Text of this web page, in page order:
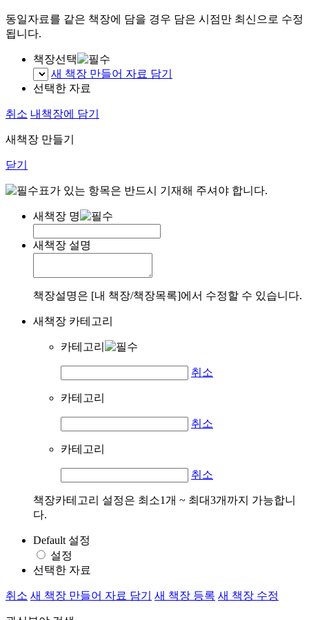
동일자료를 같은 책장에 담을 경우 담은 시점만 최신으로 수정
됩니다.
책장선택
새 책장 만들어 자료 담기
선택한 자료
취소 내책장에 담기
새책장 만들기
닫기
표가 있는 항목은 반드시 기재해 주셔야 합니다.
새책장 명
새책장 설명
책장설명은 [내 책장/책장목록]에서 수정할 수 있습니다.
새책장 카테고리
카테고리
취소
카테고리
취소
카테고리
취소
책장카테고리 설정은 최소1개 ~ 최대3개까지 가능합니
다.
Default 설정
설정
선택한 자료
취소 새 책장 만들어 자료 담기 새 책장 등록 새 책장 수정